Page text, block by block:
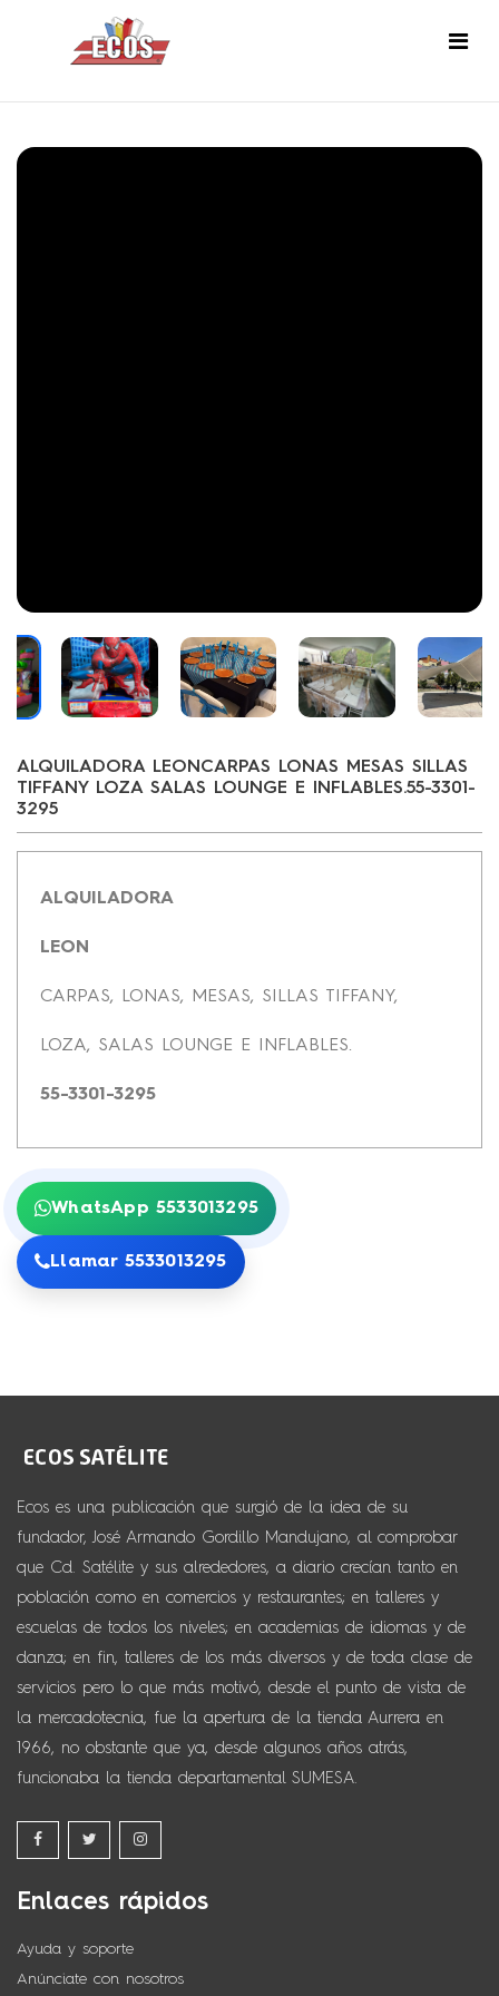
ALQUILADORA LEONCARPAS LONAS MESAS SILLAS
TIFFANY LOZA SALAS LOUNGE E INFLABLES.55-3301-
3295
ALQUILADORA
LEON
CARPAS, LONAS, MESAS, SILLAS TIFFANY,
LOZA, SALAS LOUNGE E INFLABLES.
55-3301-3295
WhatsApp 5533013295
Llamar 5533013295
Ecos es una publicación que surgió de la idea de su
fundador, José Armando Gordillo Mandujano, al comprobar
que Cd. Satélite y sus alrededores, a diario crecían tanto en
población como en comercios y restaurantes; en talleres y
escuelas de todos los niveles; en academias de idiomas y de
danza; en fin, talleres de los más diversos y de toda clase de
servicios pero lo que más motivó, desde el punto de vista de
la mercadotecnia, fue la apertura de la tienda Aurrera en
1966, no obstante que ya, desde algunos años atrás,
funcionaba la tienda departamental SUMESA.
Enlaces rápidos
Ayuda y soporte
Anúnciate con nosotros